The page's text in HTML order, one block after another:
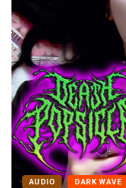
AUDIO DARK WAVE